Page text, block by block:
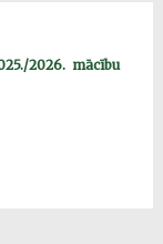
2026. mācību